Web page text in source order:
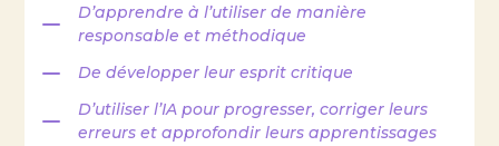
D’apprendre à l’utiliser de manière
responsable et méthodique
De développer leur esprit critique
D’utiliser l’IA pour progresser, corriger leurs
erreurs et approfondir leurs apprentissages